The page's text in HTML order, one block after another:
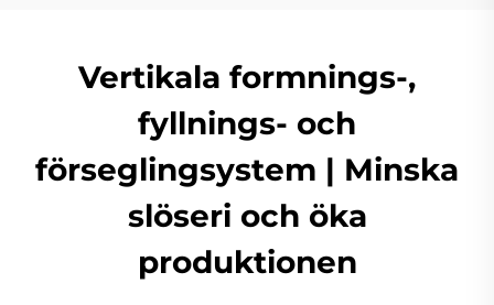
Vertikala formnings-,
fyllnings- och
förseglingsystem | Minska
slöseri och öka
produktionen